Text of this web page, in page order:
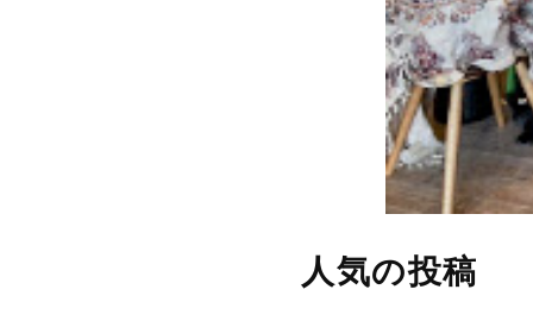
人気の投稿